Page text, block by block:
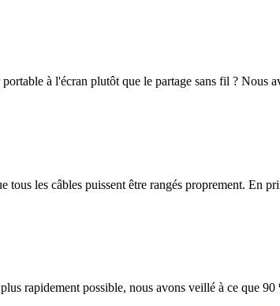
à l'écran plutôt que le partage sans fil ?
les câbles puissent être rangés proprement. En
rapidement possible, nous avons veillé à ce que